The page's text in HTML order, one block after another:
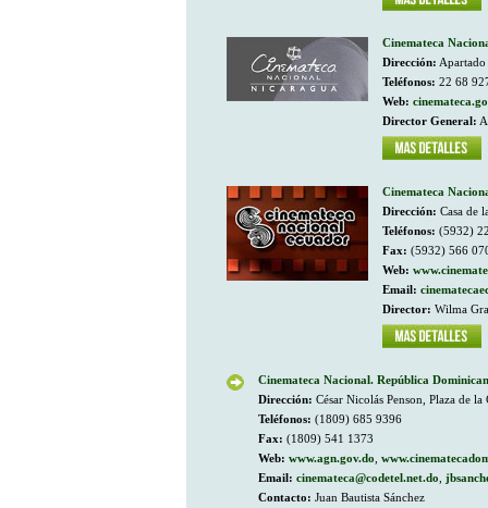
Cinemateca
Dirección:
Teléfonos: 22 68
Web:
Director General:
Cinemateca
Dirección: Casa de
Teléfonos: (5932)
Fax: (5932) 566
Web:
Email:
Director: Wilma
Cinemateca Nacional. República
Dirección: César Nicolás Penson, Plaza de la
Teléfonos: (1809) 685 9396
Fax: (1809) 541 1373
Web: www.agn.gov.do
Email: cinemateca@codetel.net.do
Contacto: Juan Bautista Sánchez